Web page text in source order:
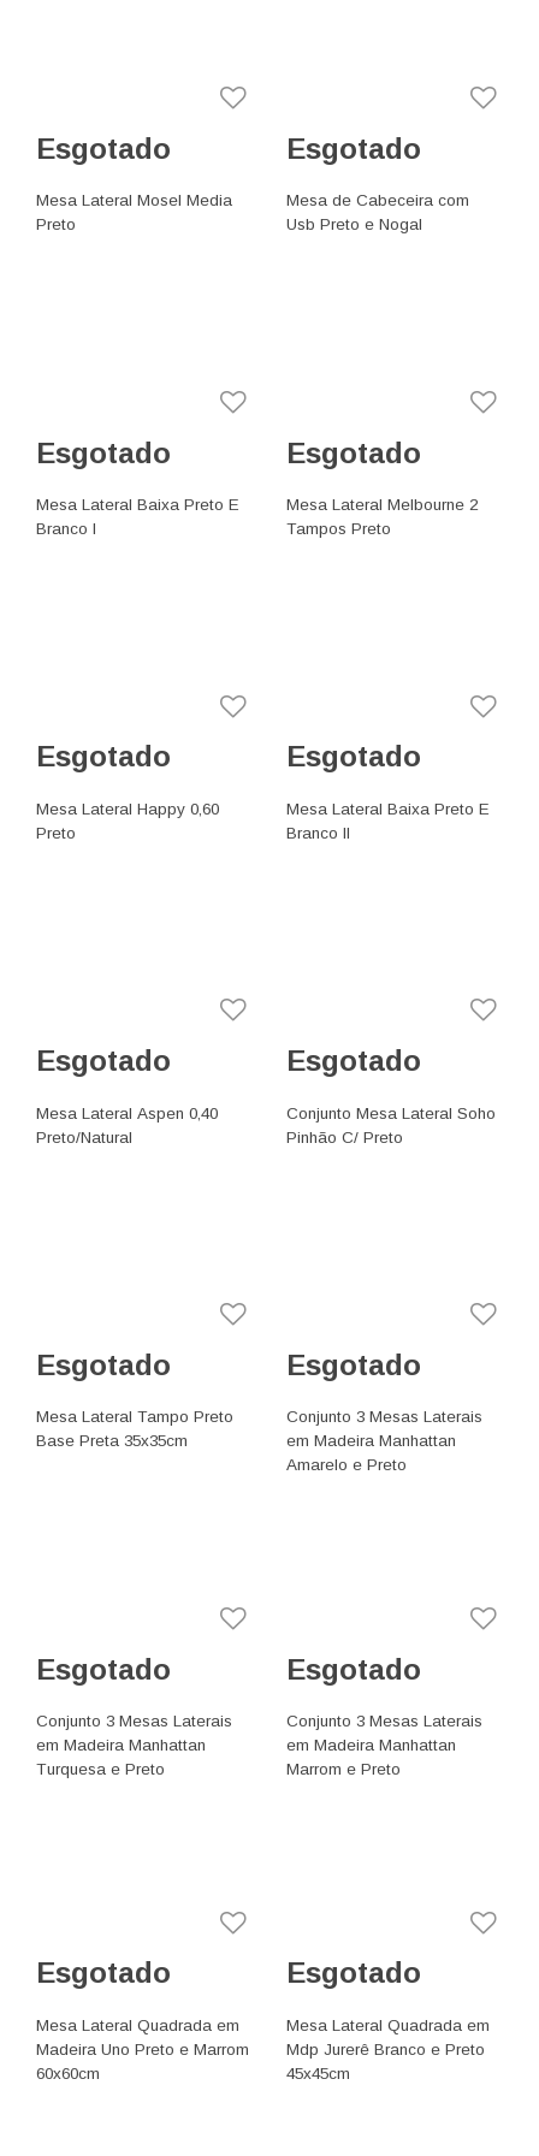
Esgotado
Mesa Lateral Mosel Media
Preto
Esgotado
Mesa de Cabeceira com
Usb Preto e Nogal
Esgotado
Mesa Lateral Baixa Preto E
Branco I
Esgotado
Mesa Lateral Melbourne 2
Tampos Preto
Esgotado
Mesa Lateral Happy 0,60
Preto
Esgotado
Mesa Lateral Baixa Preto E
Branco II
Esgotado
Mesa Lateral Aspen 0,40
Preto/Natural
Esgotado
Conjunto Mesa Lateral Soho
Pinhão C/ Preto
Esgotado
Mesa Lateral Tampo Preto
Base Preta 35x35cm
Esgotado
Conjunto 3 Mesas Laterais
em Madeira Manhattan
Amarelo e Preto
Esgotado
Conjunto 3 Mesas Laterais
em Madeira Manhattan
Turquesa e Preto
Esgotado
Conjunto 3 Mesas Laterais
em Madeira Manhattan
Marrom e Preto
Esgotado
Mesa Lateral Quadrada em
Madeira Uno Preto e Marrom
60x60cm
Esgotado
Mesa Lateral Quadrada em
Mdp Jurerê Branco e Preto
45x45cm